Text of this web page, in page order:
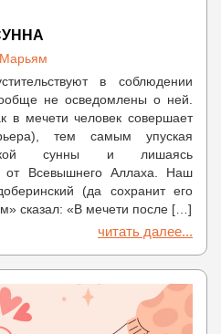
в соблюдении
не осведомлены о ней.
мечети человек совершает
тем самым упуская
сунны и лишаясь
от Всевышнего Аллаха. Наш
(да сохранит его
сказал: «В мечети после […]
читать далее...